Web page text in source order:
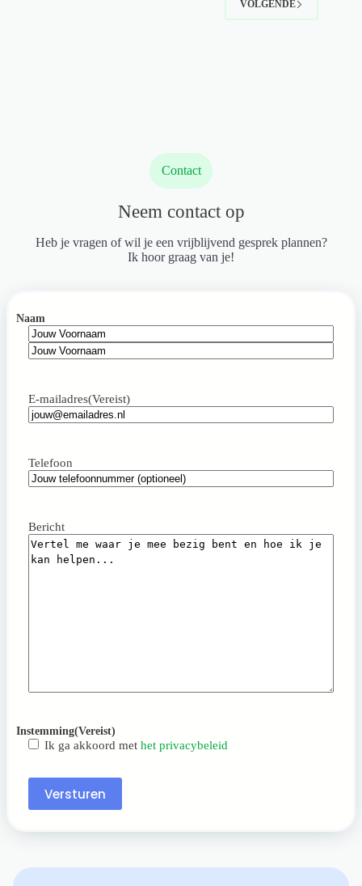
VOLGENDE
Contact
Neem contact op
Heb je vragen of wil je een vrijblijvend gesprek plannen?
Ik hoor graag van je!
Naam
Voornaam
E-mailadres(Vereist)
Telefoon
Bericht
Instemming(Vereist)
Ik ga akkoord met het privacybeleid
Versturen